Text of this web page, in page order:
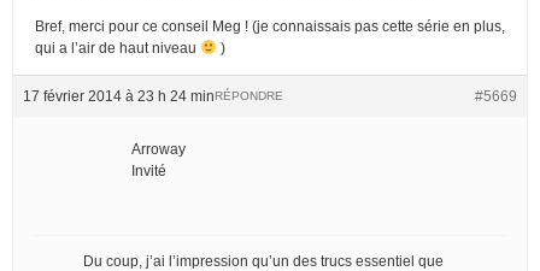
Bref, merci pour ce conseil Meg ! (je connaissais pas cette série en plus,
qui a l’air de haut niveau
)
17 février 2014 à 23 h 24 min #5669
RÉPONDRE
Arroway
Invité
Du coup, j’ai l’impression qu’un des trucs essentiel que